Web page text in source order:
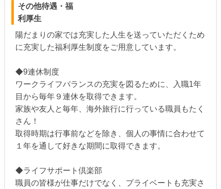
その他待遇・福
利厚生
陽だまりの家では充実した人生を送っていただくため
に充実した福利厚生制度をご用意しています。
◆9連休制度
ワークライフバランスの充実を図るために、入職1年
目から毎年９連休を取得できます。
家族や友人と毎年、海外旅行に行っている職員もたく
さん！
取得時期は行事前などを除き、個人の事情に合わせて
１年を通して好きな期間に取得できます。
◆ライフサポート倶楽部
職員の皆様が仕事だけでなく、プライベートも充実さ